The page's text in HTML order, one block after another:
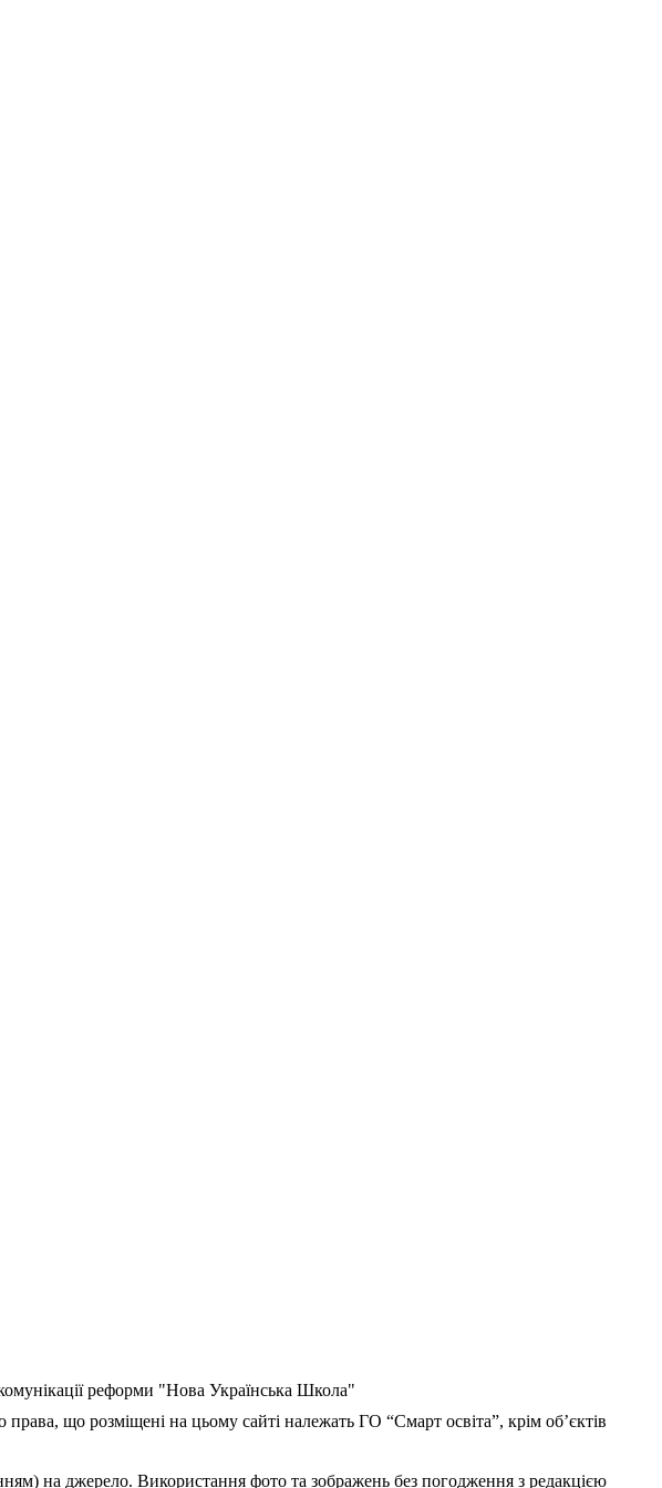
реформи "Нова Українська Школа"
що розміщені на цьому сайті належать ГО “Смарт освіта”, крім об’єктів
на джерело. Використання фото та зображень без погодження з редакцією